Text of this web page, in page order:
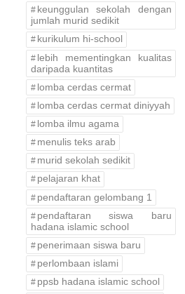
keunggulan sekolah dengan
jumlah murid sedikit
kurikulum hi-school
lebih mementingkan kualitas
daripada kuantitas
lomba cerdas cermat
lomba cerdas cermat diniyyah
lomba ilmu agama
menulis teks arab
murid sekolah sedikit
pelajaran khat
pendaftaran gelombang 1
pendaftaran siswa baru
hadana islamic school
penerimaan siswa baru
perlombaan islami
ppsb hadana islamic school